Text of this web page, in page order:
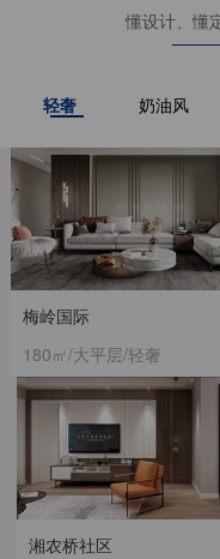
懂设计、懂
轻奢 奶油风
梅岭国际
180㎡/大平层/轻奢
湘农桥社区